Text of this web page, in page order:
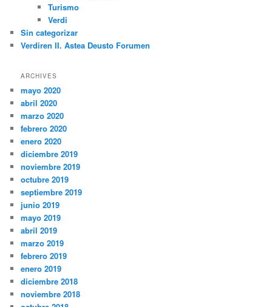
Turismo
Verdi
Sin categorizar
Verdiren II. Astea Deusto Forumen
ARCHIVES
mayo 2020
abril 2020
marzo 2020
febrero 2020
enero 2020
diciembre 2019
noviembre 2019
octubre 2019
septiembre 2019
junio 2019
mayo 2019
abril 2019
marzo 2019
febrero 2019
enero 2019
diciembre 2018
noviembre 2018